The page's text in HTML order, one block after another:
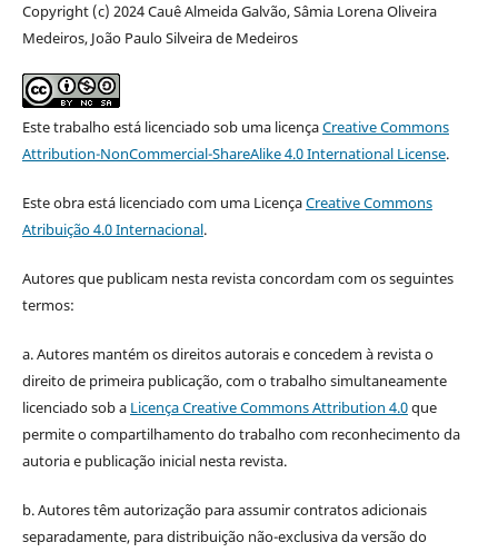
Copyright (c) 2024 Cauê Almeida Galvão, Sâmia Lorena Oliveira
Medeiros, João Paulo Silveira de Medeiros
Este trabalho está licenciado sob uma licençaCreative Commons
Attribution-NonCommercial-ShareAlike 4.0 International License.
Este obra está licenciado com uma LicençaCreative Commons
Atribuição 4.0 Internacional.
Autores que publicam nesta revista concordam com os seguintes
termos:
a. Autores mantém os direitos autorais e concedem à revista o
direito de primeira publicação, com o trabalho simultaneamente
licenciado sob a Licença Creative Commons Attribution 4.0que
permite o compartilhamento do trabalho com reconhecimento da
autoria e publicação inicial nesta revista.
b. Autores têm autorização para assumir contratos adicionais
separadamente, para distribuição não-exclusiva da versão do